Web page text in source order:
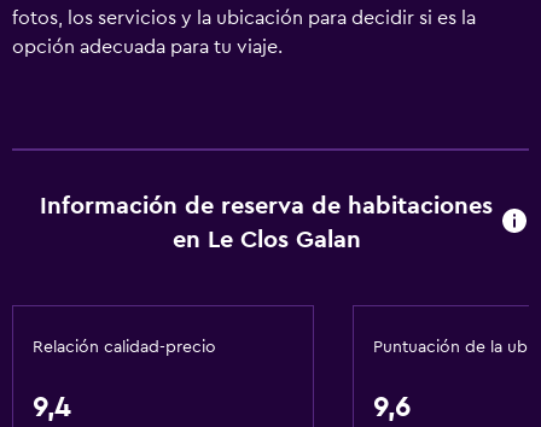
fotos, los servicios y la ubicación para decidir si es la
opción adecuada para tu viaje.
Información de reserva de habitaciones
en Le Clos Galan
Relación calidad-precio
9,4
Puntuación de la
9,6